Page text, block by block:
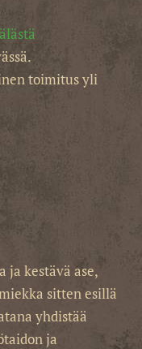
toimitus yli
ja kestävä ase,
sitten esillä
yhdistää
ja